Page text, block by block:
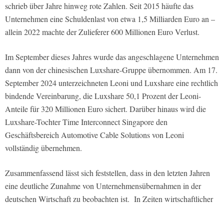
schrieb über Jahre hinweg rote Zahlen. Seit 2015 häufte das
Unternehmen eine Schuldenlast von etwa 1,5 Milliarden Euro an –
allein 2022 machte der Zulieferer 600 Millionen Euro Verlust.
Im September dieses Jahres wurde das angeschlagene Unternehmen
dann von der chinesischen Luxshare-Gruppe übernommen. Am 17.
September 2024 unterzeichneten Leoni und Luxshare eine rechtlich
bindende Vereinbarung, die Luxshare 50,1 Prozent der Leoni-
Anteile für 320 Millionen Euro sichert. Darüber hinaus wird die
Luxshare-Tochter Time Interconnect Singapore den
Geschäftsbereich Automotive Cable Solutions von Leoni
vollständig übernehmen.
Zusammenfassend lässt sich feststellen, dass in den letzten Jahren
eine deutliche Zunahme von Unternehmensübernahmen in der
deutschen Wirtschaft zu beobachten ist. In Zeiten wirtschaftlicher